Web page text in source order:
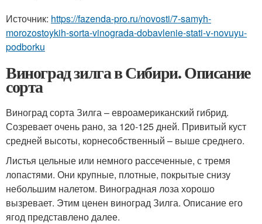
Источник: https://fazenda-pro.ru/novosti/7-samyh-
morozostoykih-sorta-vinograda-dobavlenie-stati-v-novuyu-
podborku
Виноград зилга в Сибири. Описание
сорта
Виноград сорта Зилга – евроамериканский гибрид.
Созревает очень рано, за 120-125 дней. Привитый куст
средней высоты, корнесобственный – выше среднего.
Листья цельные или немного рассеченные, с тремя
лопастями. Они крупные, плотные, покрытые снизу
небольшим налетом. Виноградная лоза хорошо
вызревает. Этим ценен виноград Зилга. Описание его
ягод представлено далее.